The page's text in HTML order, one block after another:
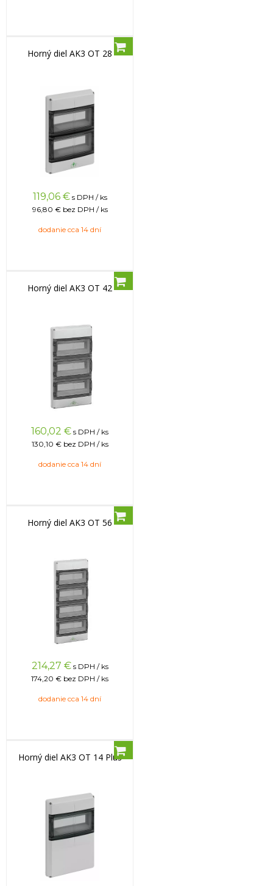
Horný diel AK3 OT 28
119,06 € s DPH / ks
96,80 € bez DPH / ks
dodanie cca 14 dní
Horný diel AK3 OT 42
160,02 € s DPH / ks
130,10 € bez DPH / ks
dodanie cca 14 dní
Horný diel AK3 OT 56
214,27 € s DPH / ks
174,20 € bez DPH / ks
dodanie cca 14 dní
Horný diel AK3 OT 14 Plus